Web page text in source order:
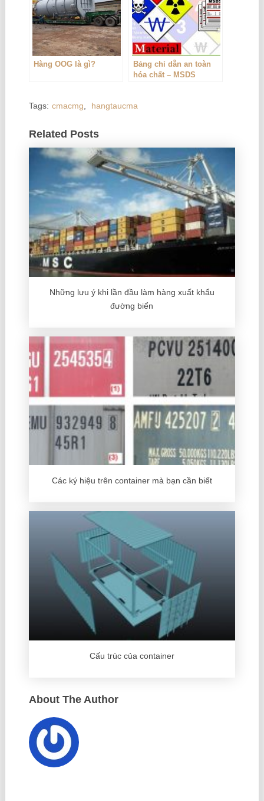
Hàng OOG là gì?
Bảng chỉ dẫn an toàn
hóa chất – MSDS
Tags: cmacmg hangtaucma
Related Posts
Những lưu ý khi lần đầu làm hàng xuất khẩu
đường biển
Các ký hiệu trên container mà bạn cần biết
Cấu trúc của container
About The Author